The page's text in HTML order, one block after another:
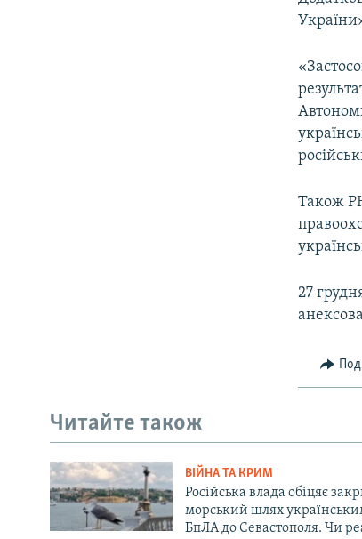
Також
27
Читайте також
ВІЙНА ТА КРИМ
Російська влада обіцяє
морський шлях
БпЛА до Севастополя. Чи